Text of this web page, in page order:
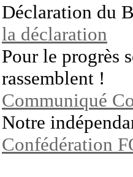
Déclaration du
la déclaration
Pour le progrès
rassemblent !
Communiqué
Notre
Confédération